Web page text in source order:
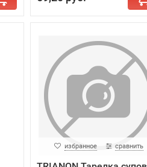
избранное сравнить